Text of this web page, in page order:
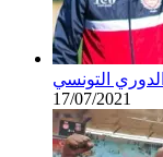
17/07/2021